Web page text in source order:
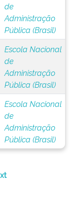
de
Administração
Pública (Brasil)
Escola Nacional
de
Administração
Pública (Brasil)
Escola Nacional
de
Administração
Pública (Brasil)